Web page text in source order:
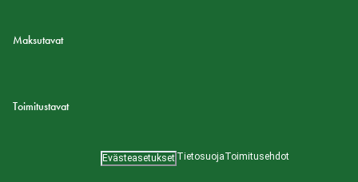
Maksutavat
Toimitustavat
Evästeasetukset TietosuojaToimitusehdot